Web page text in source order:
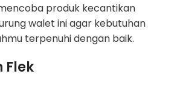
produk kecantikan
walet ini agar kebutuhan
terpenuhi dengan baik.
Flek